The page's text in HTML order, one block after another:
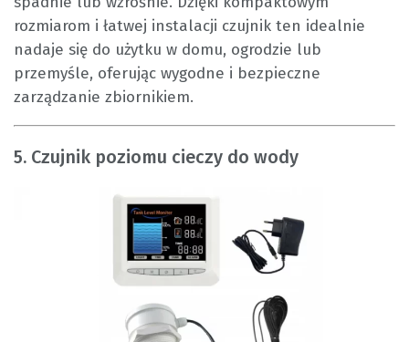
rozmiarom i łatwej instalacji czujnik ten idealnie
nadaje się do użytku w domu, ogrodzie lub
przemyśle, oferując wygodne i bezpieczne
zarządzanie zbiornikiem.
5. Czujnik poziomu cieczy do wody